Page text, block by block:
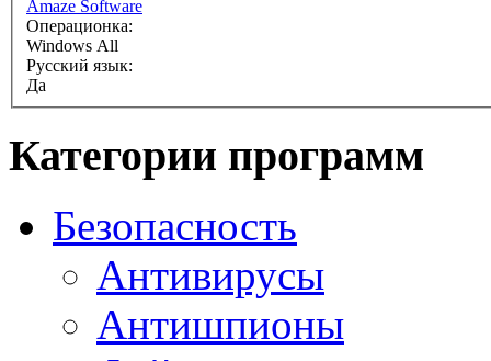
Amaze Software
Операционка:
Windows All
Русский язык:
Да
Категории программ
Безопасность
Антивирусы
Антишпионы